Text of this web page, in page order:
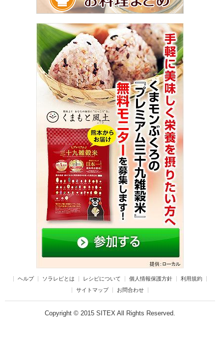
ヘルプ ソラレピとは レシピについて 個人情報保護方針
利用規約
サイトマップ
お問合わせ
Copyright © 2015 SITEX All Rights Reserved.